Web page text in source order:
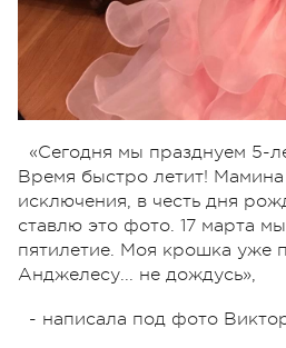
«Сегодня мы празднуем 5-
Время быстро летит!
исключения, в честь дня
ставлю это фото. 17 марта
пятилетие. Моя крошка уже
Анджелесу... не дождусь»,
- написала под фото